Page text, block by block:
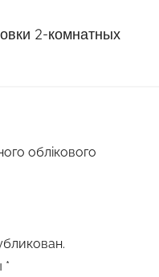
2-комнатных
облікового
*